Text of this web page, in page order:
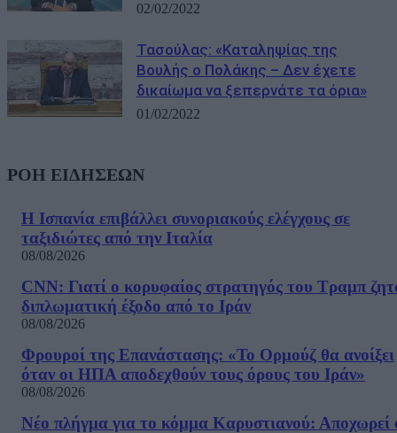
02/02/2022
Τασούλας: «Καταληψίας της
Βουλής ο Πολάκης – Δεν έχετε
δικαίωμα να ξεπερνάτε τα όρια»
01/02/2022
ΡΟΗ ΕΙΔΗΣΕΩΝ
Η Ισπανία επιβάλλει συνοριακούς ελέγχους σε
ταξιδιώτες από την Ιταλία
08/08/2026
CNN: Γιατί ο κορυφαίος στρατηγός του Τραμπ
διπλωματική έξοδο από το Ιράν
08/08/2026
Φρουροί της Επανάστασης: «Το Ορμούζ θα ανοίξει
όταν οι ΗΠΑ αποδεχθούν τους όρους του Ιράν»
08/08/2026
Νέο πλήγμα για το κόμμα Καρυστιανού: Αποχωρεί